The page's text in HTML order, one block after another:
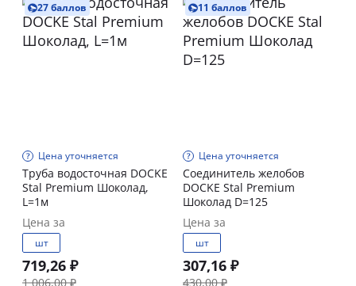
27 баллов
Цена уточняется
Труба водосточная DOCKE
Stal Premium Шоколад,
L=1м
Цена за
шт
719,26 ₽
1 006,00 ₽
11 баллов
Цена уточняется
Соединитель желобов
DOCKE Stal Premium
Шоколад D=125
Цена за
шт
307,16 ₽
430,00 ₽